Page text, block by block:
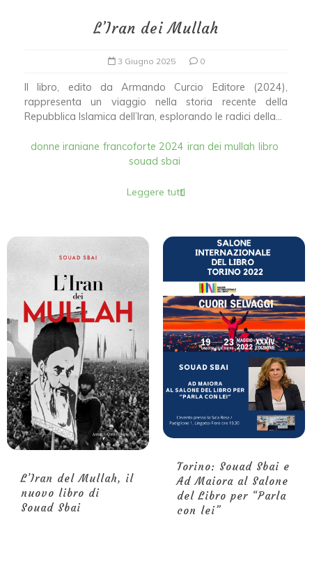
L’Iran dei Mullah
3 Giugno 2025 0
Il libro, edito da Armando Curcio Editore (2024),
rappresenta un viaggio nella storia recente della
Repubblica Islamica dell’Iran, esplorando le radici della...
donne iraniane francoforte 2024 iran dei mullah libro
souad sbai
Leggere tutti
L’Iran del Mullah, il
nuovo libro di
Souad Sbai
Torino: Souad Sbai e
Ad Maiora al Salone
del Libro per “Parla
con lei”